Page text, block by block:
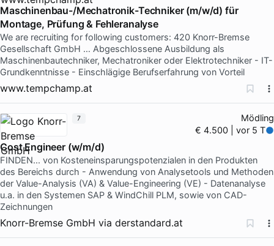
Maschinenbau-/Mechatronik-Techniker (m/w/d) für
Montage, Prüfung & Fehleranalyse
We are recruiting for following customers: 420 Knorr-Bremse
Gesellschaft GmbH … Abgeschlossene Ausbildung als
Maschinenbautechniker, Mechatroniker oder Elektrotechniker - IT-
Grundkenntnisse - Einschlägige Berufserfahrung von Vorteil
www.tempchamp.at
Mödling
€ 4.500 | vor 5 T
Cost Engineer (w/m/d)
FINDEN... von Kosteneinsparungspotenzialen in den Produkten
des Bereichs durch - Anwendung von Analysetools und Methoden
der Value-Analysis (VA) & Value-Engineering (VE) - Datenanalyse
u.a. in den Systemen SAP & WindChill PLM, sowie von CAD-
Zeichnungen
Knorr-Bremse GmbH via derstandard.at
7